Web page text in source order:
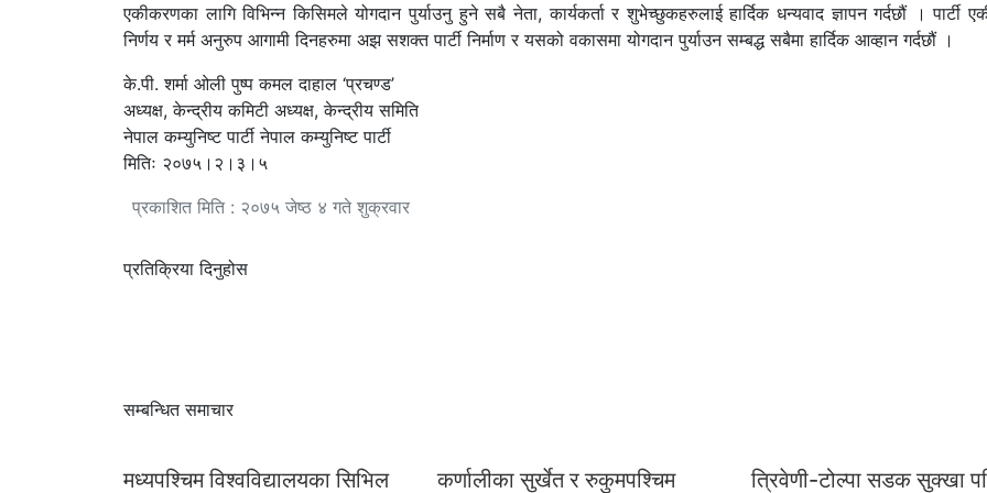
एकीकरणका लागि विभिन्न किसिमले योगदान पुर्याउनु हुने सबै नेता, कार्यकर्ता र शुभेच्छुकहरुलाई हार्दिक धन्यवाद ज्ञापन गर्दछौं । पार्टी
निर्णय र मर्म अनुरुप आगामी दिनहरुमा अझ सशक्त पार्टी निर्माण र यसको वकासमा योगदान पुर्याउन सम्बद्ध सबैमा हार्दिक आव्हान गर्दछौं ।
के.पी. शर्मा ओली पुष्प कमल दाहाल ‘प्रचण्ड’
अध्यक्ष, केन्द्रीय कमिटी अध्यक्ष, केन्द्रीय समिति
नेपाल कम्युनिष्ट पार्टी नेपाल कम्युनिष्ट पार्टी
मितिः २०७५।२।३।५
प्रकाशित मिति : २०७५ जेष्ठ ४ गते शुक्रवार
प्रतिक्रिया दिनुहोस
सम्बन्धित समाचार
मध्यपश्चिम विश्वविद्यालयका सिभिल कर्णालीका सुर्खेत र रुकुमपश्चिम त्रिवेणी-टोल्पा सडक सुक्खा